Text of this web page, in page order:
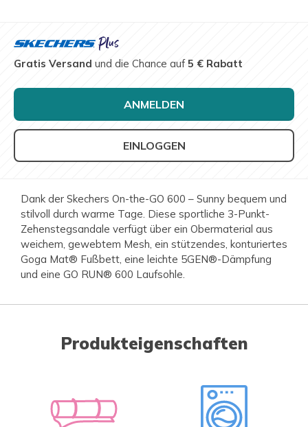
Gratis Versand und die Chance auf5 € Rabatt
ANMELDEN
EINLOGGEN
Dank der Skechers On-the-GO 600 – Sunny bequem und
stilvoll durch warme Tage. Diese sportliche 3-Punkt-
Zehenstegsandale verfügt über ein Obermaterial aus
weichem, gewebtem Mesh, ein stützendes, konturiertes
Goga Mat® Fußbett, eine leichte 5GEN®-Dämpfung
und eine GO RUN® 600 Laufsohle.
Produkteigenschaften